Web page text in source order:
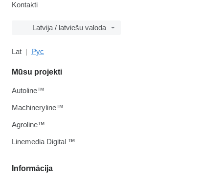
Kontakti
Latvija / latviešu valoda
Lat Рус
Informācija
Mūsu projekti
Autoline™
Machineryline™
Agroline™
Linemedia Digital ™